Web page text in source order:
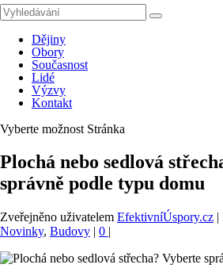
Dějiny
Obory
Současnost
Lidé
Výzvy
Kontakt
Vyberte možnost Stránka
Plochá nebo sedlová
správně podle typu domu
Zveřejněno uživatelem EfektivníÚspory.cz |
Novinky, Budovy | 0 |